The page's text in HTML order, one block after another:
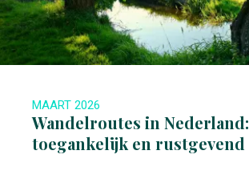
MAART 2026
Wandelroutes in Nederland:
toegankelijk en rustgevend